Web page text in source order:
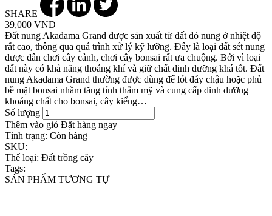
SHARE
39,000 VND
Đất nung Akadama Grand được sản xuất từ đất đỏ nung ở nhiệt độ
rất cao, thông qua quá trình xử lý kỹ lưỡng. Đây là loại đất sét nung
được dân chơi cây cảnh, chơi cây bonsai rất ưa chuộng. Bởi vì loại
đất này có khả năng thoáng khí và giữ chất dinh dưỡng khá tốt. Đất
nung Akadama Grand thường được dùng để lót đáy chậu hoặc phủ
bề mặt bonsai nhằm tăng tính thẩm mỹ và cung cấp dinh dưỡng
khoáng chất cho bonsai, cây kiểng…
Số lượng
Thêm vào giỏ Đặt hàng ngay
Tình trạng: Còn hàng
SKU:
Thể loại: Đất trồng cây
Tags:
SẢN PHẨM TƯƠNG TỰ